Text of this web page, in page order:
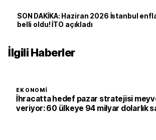
SON DAKİKA: Haziran 2026 İstanbul
belli oldu! İTO açıkladı
İlgili Haberler
EKONOMI
İhracatta hedef pazar stratejisi
veriyor: 60 ülkeye 94 milyar dolarlık